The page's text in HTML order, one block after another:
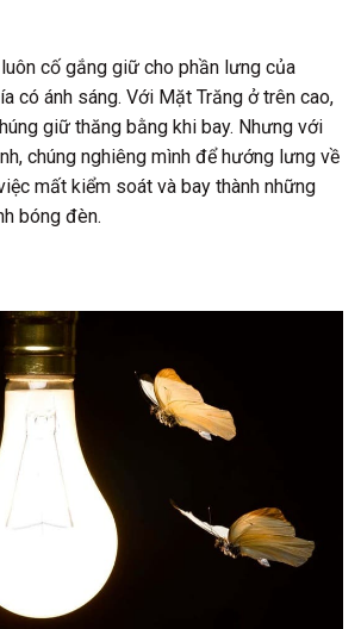
cố gắng giữ cho phần lưng của
có ánh sáng. Với Mặt Trăng ở trên cao,
giữ thăng bằng khi bay. Nhưng với
chúng nghiêng mình để hướng lưng về
mất kiểm soát và bay thành những
bóng đèn.